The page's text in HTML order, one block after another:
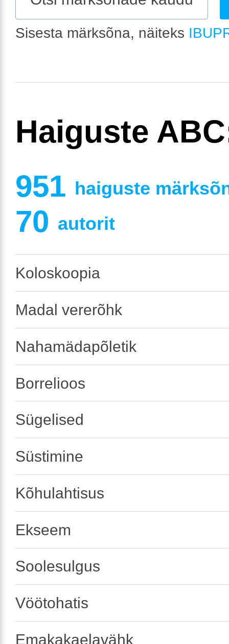
Sisesta märksõna, näiteks
Haiguste
951 haiguste
70 autorit
Koloskoopia
Madal vererõhk
Nahamädapõletik
Borrelioos
Sügelised
Süstimine
Kõhulahtisus
Ekseem
Soolesulgus
Vöötohatis
Emakakaelavähk